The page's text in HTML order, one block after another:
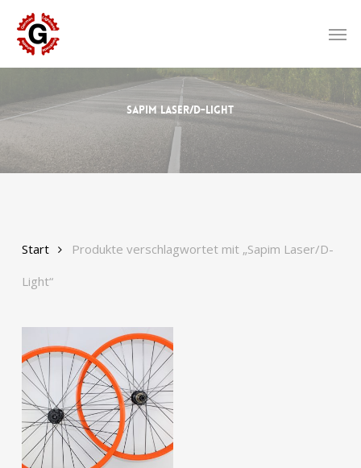
main
content
Sapim Laser/D-Light
Start
Produkte verschlagwortet mit „Sapim Laser/D-
Light“